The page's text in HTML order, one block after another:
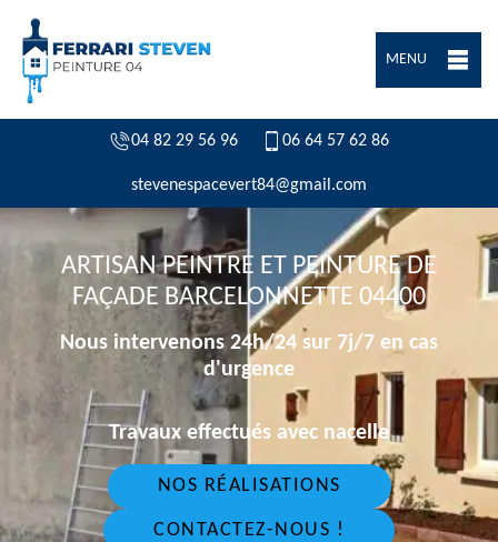
MENU
04 82 29 56 96 06 64 57 62 86
stevenespacevert84@gmail.com
ARTISAN PEINTRE ET PEINTURE DE
FAÇADE BARCELONNETTE 04400
Nous intervenons 24h/24 sur 7j/7 en cas
d'urgence
Travaux effectués avec nacelle
NOS RÉALISATIONS
CONTACTEZ-NOUS !